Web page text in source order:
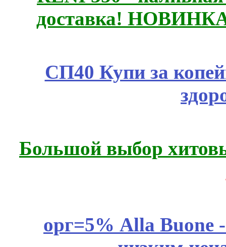
доставка!
СП40 Купи за
Большой выбор
орг=5% Alla Buone